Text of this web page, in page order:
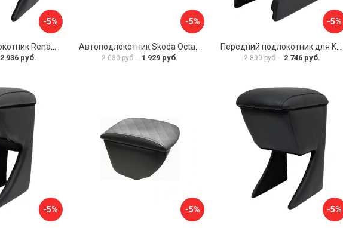
-5%
Передний подлокотник Renault Megane 2 2002-2008 AVTOLIDER1 PP-Renault-Megan-2-02R
2 936 руб.
-5%
Автоподлокотник Skoda Octavia III 2013 A7 PSV 124591
2 030 руб. 1 929 руб.
-5%
Передний подлокотник для KIA Rio 2 2005-2011 г.в. AVTOLIDER1 PP-KIA-Rio-2-01
2 890 руб. 2 746 руб.
-5% -5% -5%